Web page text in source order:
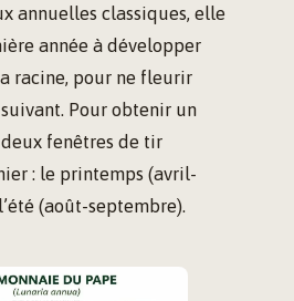
annuelles classiques, elle
année à développer
racine, pour ne fleurir
Pour obtenir un
fenêtres de tir
: le printemps (avril-
(août-septembre).